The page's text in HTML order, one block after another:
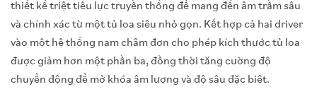
thiết kế triệt tiêu lực truyền thống để mang đến âm trầm sâu
và chính xác từ một tủ loa siêu nhỏ gọn. Kết hợp cả hai driver
vào một hệ thống nam châm đơn cho phép kích thước tủ loa
được giảm hơn một phần ba, đồng thời tăng cường độ
chuyển động để mở khóa âm lượng và độ sâu đặc biệt.